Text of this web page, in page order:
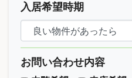
入居希望時期
お問い合わせ内容